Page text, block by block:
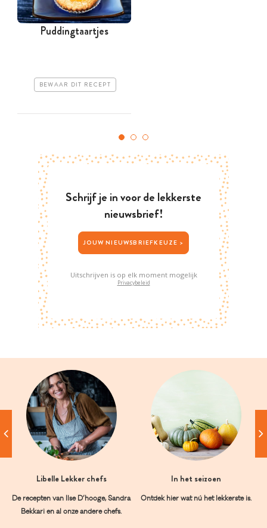
Puddingtaartjes
BEWAAR DIT RECEPT
Schrijf je in voor de lekkerste
nieuwsbrief!
JOUW NIEUWSBRIEFKEUZE >
Uitschrijven is op elk moment mogelijk
Privacybeleid
Libelle Lekker chefs
De recepten van Ilse D’hooge, Sandra
Bekkari en al onze andere chefs.
In het seizoen
Ontdek hier wat nú het lekkerste is.